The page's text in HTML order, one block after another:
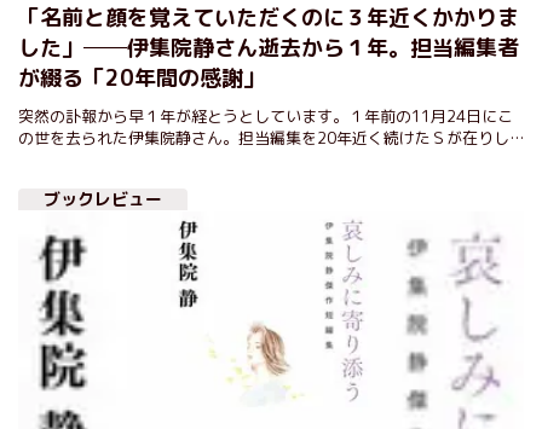
「名前と顔を覚えていただくのに３年近くかかりま
した」──伊集院静さん逝去から１年。担当編集者
が綴る「20年間の感謝」
突然の訃報から早１年が経とうとしています。１年前の11月24日にこ
の世を去られた伊集院静さん。担当編集を20年近く続けたＳが在りし
ブックレビュー